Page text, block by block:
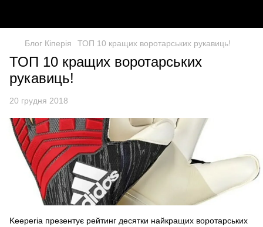
Блог Кіперія ТОП 10 кращих воротарських рукавиць!
ТОП 10 кращих воротарських
рукавиць!
20 грудня 2018
Keeperia презентує рейтинг десятки найкращих воротарських